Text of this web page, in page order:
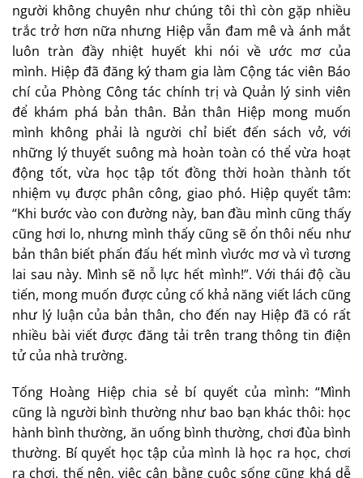
người không chuyên như chúng tôi thì còn gặp nhiều
trắc trở hơn nữa nhưng Hiệp vẫn đam mê và ánh mắt
luôn tràn đầy nhiệt huyết khi nói về ước mơ của
mình. Hiệp đã đăng ký tham gia làm Cộng tác viên Báo
chí của Phòng Công tác chính trị và Quản lý sinh viên
để khám phá bản thân. Bản thân Hiệp mong muốn
mình không phải là người chỉ biết đến sách vở, với
những lý thuyết suông mà hoàn toàn có thể vừa hoạt
động tốt, vừa học tập tốt đồng thời hoàn thành tốt
nhiệm vụ được phân công, giao phó. Hiệp quyết tâm:
“Khi bước vào con đường này, ban đầu mình cũng thấy
cũng hơi lo, nhưng mình thấy cũng sẽ ổn thôi nếu như
bản thân biết phấn đấu hết mình vìước mơ và vì tương
lai sau này. Mình sẽ nỗ lực hết mình!”. Với thái độ cầu
tiến, mong muốn được củng cố khả năng viết lách cũng
như lý luận của bản thân, cho đến nay Hiệp đã có rất
nhiều bài viết được đăng tải trên trang thông tin điện
tử của nhà trường.
Tống Hoàng Hiệp chia sẻ bí quyết của mình: “Mình
cũng là người bình thường như bao bạn khác thôi: học
hành bình thường, ăn uống bình thường, chơi đùa bình
thường. Bí quyết học tập của mình là học ra học, chơi
ra chơi, thế nên, việc cân bằng cuộc sống cũng khá dễ